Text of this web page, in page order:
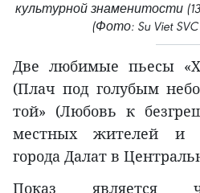
культурной знаменитости
(Фото: Su Viet
Две любимые пьесы
(Плач под голубым
той» (Любовь к
местных жителей и
города Далат в
Показ является